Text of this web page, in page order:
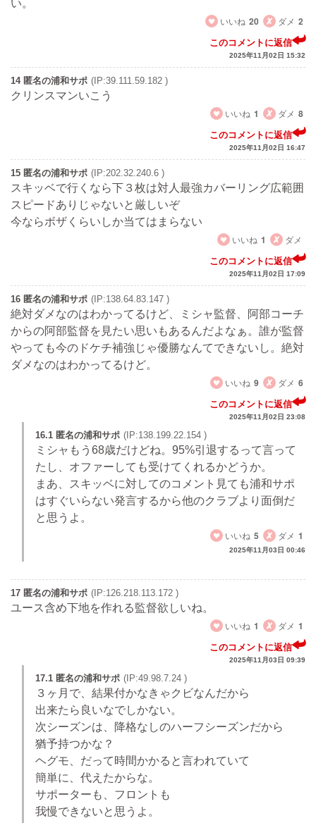
い。
いいね 20 ダメ 2
このコメントに返信
2025年11月02日 15:32
14 匿名の浦和サポ (IP:39.111.59.182 )
クリンスマンいこう
いいね 1 ダメ 8
このコメントに返信
2025年11月02日 16:47
15 匿名の浦和サポ (IP:202.32.240.6 )
スキッベで行くなら下３枚は対人最強カバーリング広範囲
スピードありじゃないと厳しいぞ
今ならボザくらいしか当てはまらない
いいね 1 ダメ
このコメントに返信
2025年11月02日 17:09
16 匿名の浦和サポ (IP:138.64.83.147 )
絶対ダメなのはわかってるけど、ミシャ監督、阿部コーチ
からの阿部監督を見たい思いもあるんだよなぁ。誰が監督
やっても今のドケチ補強じゃ優勝なんてできないし。絶対
ダメなのはわかってるけど。
いいね 9 ダメ 6
このコメントに返信
2025年11月02日 23:08
16.1 匿名の浦和サポ (IP:138.199.22.154 )
ミシャもう68歳だけどね。95%引退するって言って
たし、オファーしても受けてくれるかどうか。
まあ、スキッベに対してのコメント見ても浦和サポ
はすぐいらない発言するから他のクラブより面倒だ
と思うよ。
いいね 5 ダメ 1
2025年11月03日 00:46
17 匿名の浦和サポ (IP:126.218.113.172 )
ユース含め下地を作れる監督欲しいね。
いいね 1 ダメ 1
このコメントに返信
2025年11月03日 09:39
17.1 匿名の浦和サポ (IP:49.98.7.24 )
３ヶ月で、結果付かなきゃクビなんだから
出来たら良いなでしかない。
次シーズンは、降格なしのハーフシーズンだから
猶予持つかな？
ヘグモ、だって時間かかると言われていて
簡単に、代えたからな。
サポーターも、フロントも
我慢できないと思うよ。